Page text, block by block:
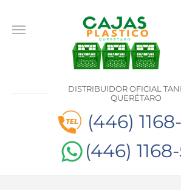
DISTRIBUIDOR OFICIAL
QUERÉTARO
(446)
(446)
DISTRIBUIDOR
OFICIAL